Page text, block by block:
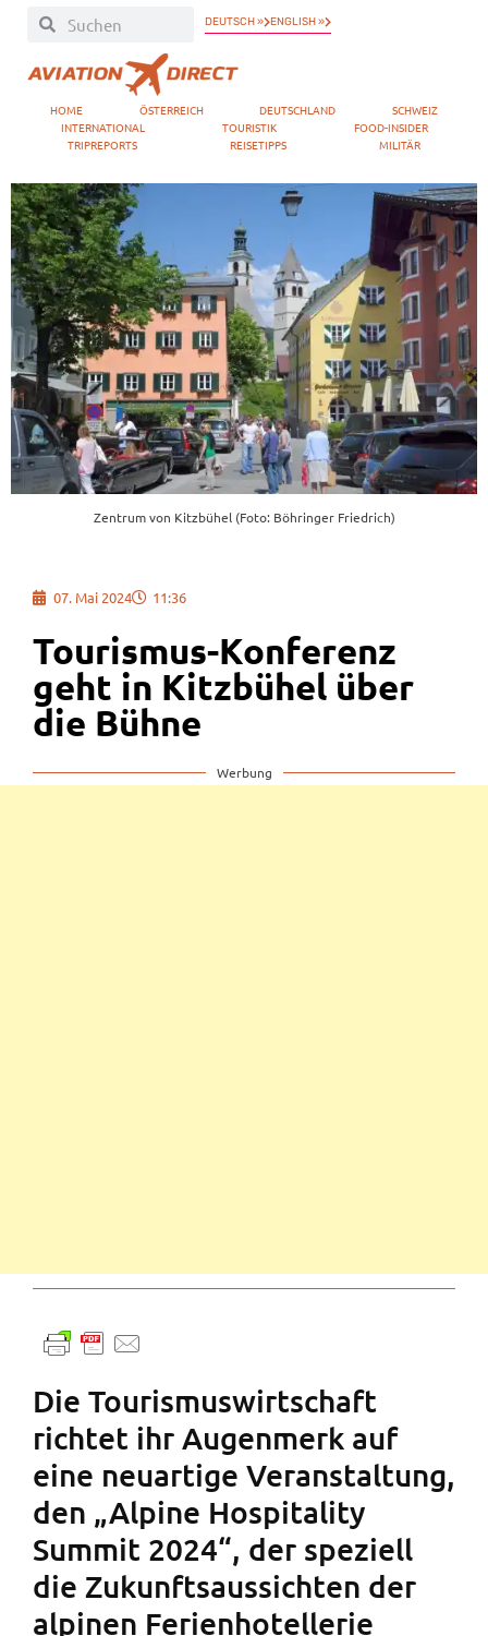
DEUTSCH » ENGLISH »
HOME ÖSTERREICH DEUTSCHLAND
SCHWEIZ
INTERNATIONAL
TOURISTIK
FOOD-INSIDER
TRIPREPORTS
REISETIPPS MILITÄR
Zentrum von Kitzbühel (Foto: Böhringer Friedrich)
07. Mai 2024 11:36
Tourismus-Konferenz
geht in Kitzbühel über
die Bühne
Werbung
Die Tourismuswirtschaft
richtet ihr Augenmerk auf
eine neuartige Veranstaltung,
den „Alpine Hospitality
Summit 2024“, der speziell
die Zukunftsaussichten der
alpinen Ferienhotellerie